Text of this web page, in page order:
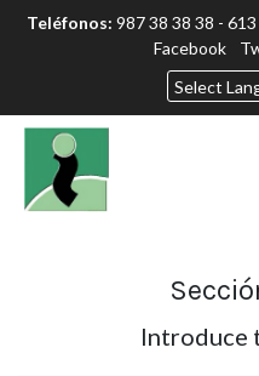
Teléfonos: 987 38 38 38 -
Facebook
Select
Introduce